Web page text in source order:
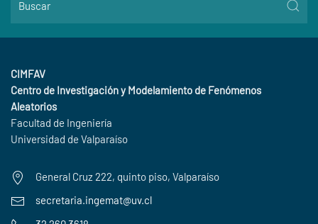
CIMFAV
Centro de Investigación y Modelamiento de Fenómenos
Aleatorios
Facultad de Ingeniería
Universidad de Valparaíso
General Cruz 222, quinto piso, Valparaíso
secretaria.ingemat@uv.cl